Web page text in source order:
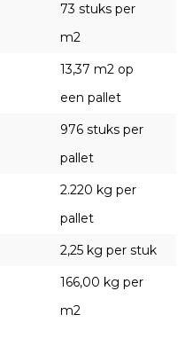
73 stuks per
m2
13,37 m2 op
een pallet
976 stuks per
pallet
2.220 kg per
pallet
2,25 kg per stuk
166,00 kg per
m2